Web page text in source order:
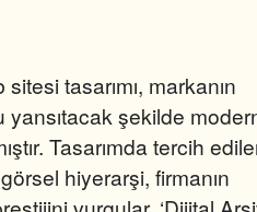
tasarımı, markanın
yansıtacak şekilde
. Tasarımda tercih
hiyerarşi, firmanın